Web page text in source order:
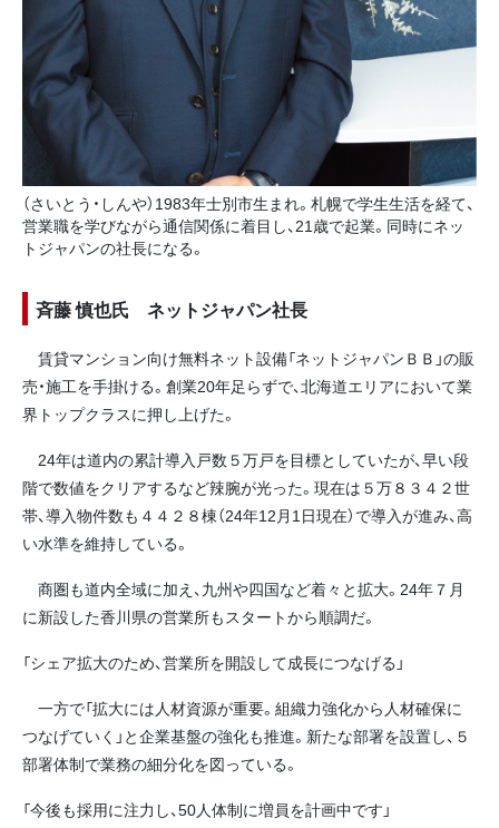
（さいとう・しんや）1983年士別市生まれ。札幌で学生生活を経て、
営業職を学びながら通信関係に着目し、21歳で起業。同時にネッ
トジャパンの社長になる。
斉藤 慎也氏 ネットジャパン社長
賃貸マンション向け無料ネット設備「ネットジャパンＢＢ」の販
売・施工を手掛ける。創業20年足らずで、北海道エリアにおいて業
界トップクラスに押し上げた。
24年は道内の累計導入戸数５万戸を目標としていたが、早い段
階で数値をクリアするなど辣腕が光った。現在は５万８３４２世
帯、導入物件数も４４２８棟（24年12月1日現在）で導入が進み、高
い水準を維持している。
商圏も道内全域に加え、九州や四国など着々と拡大。24年７月
に新設した香川県の営業所もスタートから順調だ。
「シェア拡大のため、営業所を開設して成長につなげる」
一方で「拡大には人材資源が重要。組織力強化から人材確保に
つなげていく」と企業基盤の強化も推進。新たな部署を設置し、５
部署体制で業務の細分化を図っている。
「今後も採用に注力し、50人体制に増員を計画中です」